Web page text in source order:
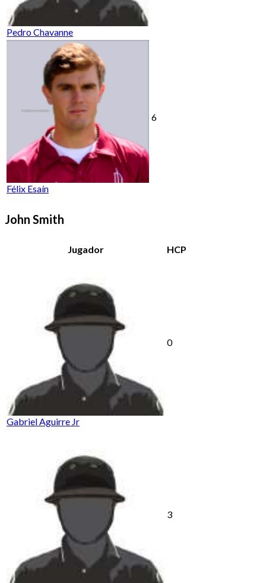
Pedro Chavanne
Félix Esaín
6
John Smith
Jugador HCP
Gabriel Aguirre Jr
0
3